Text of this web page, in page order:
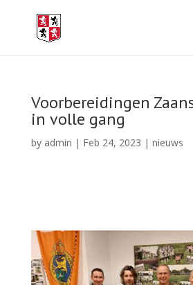
Voorbereidingen
in volle gang
by admin | Feb 24, 2023 | nieuws